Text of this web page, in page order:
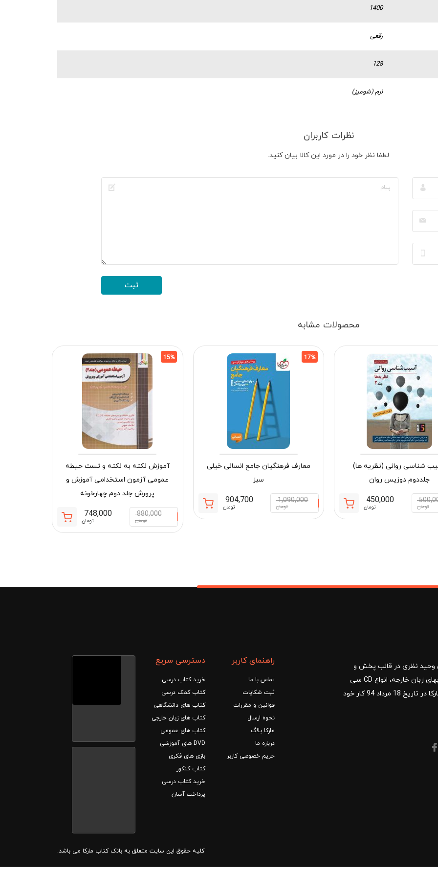
1400
رقعی
128
نرم (شومیز)
نظرات کاربران
لطفا نظر خود را در مورد این کالا بیان کنید.
محصولات مشابه
شناسی روانی (نظریه ها)
جلددوم دوزیس روان
تومان
قیمت
اصلی:
450,000
تومان
قیمت
فعلی:
17%
معارف فرهنگیان جامع انسانی خیلی
سبز
1,090,000
تومان
قیمت
اصلی:
1,090,000 تومان
904,700
تومان
قیمت
فعلی:
904,700 تومان.
15%
آموزش نکته به نکته و تست حیطه
عمومی آزمون استخدامی آموزش و
پرورش جلد دوم چهارخونه
880,000
تومان
قیمت
اصلی:
748,000
تومان
قیمت
فعلی:
با مدیریت آقای وحید نظری در قالب پخش و
توزیع کتب درسی و کمک آموزشی، کتب دانشگاهی، کتابهای زبان خارجه، انواع CD سی
دی و DVD دی وی دی شروع کرد.فروشگاه آنلاین کتاب مارکا در تاریخ 18 مرداد 94 کار خود
راهنمای کاربر
تماس با ما
ثبت شکایات
قوانین و مقررات
نحوه ارسال
مارکا بلاگ
درباره ما
حریم خصوصی کاربر
دسترسی سریع
خرید کتاب درسی
کتاب کمک درسی
کتاب های دانشگاهی
کتاب های زبان خارجی
کتاب های عمومی
DVD های آموزشی
بازی های فکری
کتاب کنکور
خرید کتاب درسی
پرداخت آسان
کلیه حقوق این سایت متعلق به بانک کتاب مارکا می باشد.